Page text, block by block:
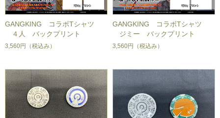
GANGKING コラボTシャツ
４人 バックプリント
3,560円 （税込み）
GANGKING コラボTシャツ
ジミー バックプリント
3,560円 （税込み）